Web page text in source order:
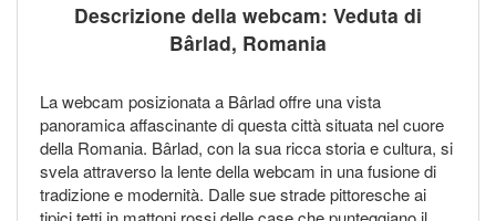
Descrizione della webcam: Veduta di
Bârlad, Romania
La webcam posizionata a Bârlad offre una vista
panoramica affascinante di questa città situata nel cuore
della Romania. Bârlad, con la sua ricca storia e cultura, si
svela attraverso la lente della webcam in una fusione di
tradizione e modernità. Dalle sue strade pittoresche ai